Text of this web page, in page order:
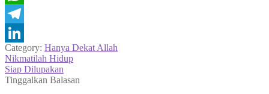
WhatsApp
Telegram
LinkedIn
Category: Hanya Dekat Allah
Navigasi
pos
Previous
post:
Nikmatilah Hidup
Next
post:
Siap Dilupakan
Tinggalkan Balasan